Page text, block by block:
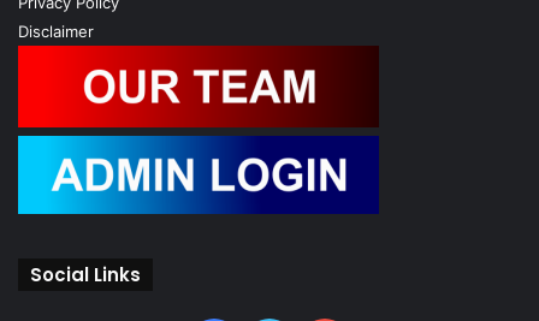
Disclaimer
Social Links